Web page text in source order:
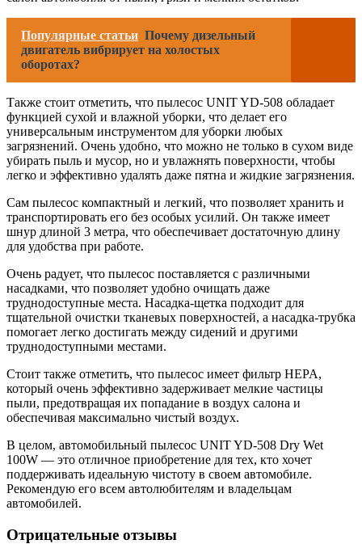
Популярные статьи Почему дизельный
двигатель вибрирует на холостых
оборотах?
Также стоит отметить, что пылесос UNIT YD-508 обладает
функцией сухой и влажной уборки, что делает его
универсальным инструментом для уборки любых
загрязнений. Очень удобно, что можно не только в сухом виде
убирать пыль и мусор, но и увлажнять поверхности, чтобы
легко и эффективно удалять даже пятна и жидкие загрязнения.
Сам пылесос компактный и легкий, что позволяет хранить и
транспортировать его без особых усилий. Он также имеет
шнур длиной 3 метра, что обеспечивает достаточную длину
для удобства при работе.
Очень радует, что пылесос поставляется с различными
насадками, что позволяет удобно очищать даже
труднодоступные места. Насадка-щетка подходит для
тщательной очистки тканевых поверхностей, а насадка-трубка
помогает легко достигать между сидений и другими
труднодоступными местами.
Стоит также отметить, что пылесос имеет фильтр HEPA,
который очень эффективно задерживает мелкие частицы
пыли, предотвращая их попадание в воздух салона и
обеспечивая максимально чистый воздух.
В целом, автомобильный пылесос UNIT YD-508 Dry Wet
100W — это отличное приобретение для тех, кто хочет
поддерживать идеальную чистоту в своем автомобиле.
Рекомендую его всем автолюбителям и владельцам
автомобилей.
Отрицательные отзывы